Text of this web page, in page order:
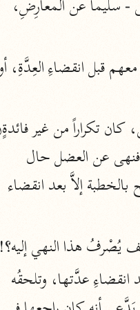
نحو ٣ مجلدات
الواحدي (٤٦٨ هـ)
تفسير القرآن العزيز
ابن أبي زمنين (٣٩٩ هـ)
نحو مجلدين
موسوعة التفسير المأثور
معهد الشاطبي
٢٣ مجلدًا
حُصُولِ التراضي، ولا يحصلُ التراضِي بالنكاح، إلاَّ بعد التصريح بالخطبة ولا يجوزُ التصريح بالخطبة إلاَّ بعد انقضاء
يُصْرفُ هذا النهي إليه؟!